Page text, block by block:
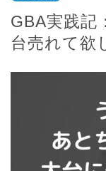
GBA実践記
台売れて欲